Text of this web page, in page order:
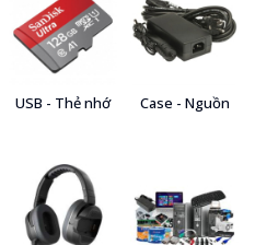
USB - Thẻ nhớ Case - Nguồn